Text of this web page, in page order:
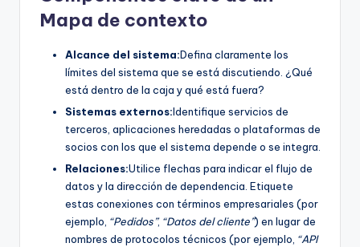
Mapa de contexto
Alcance del sistema:Defina claramente los
límites del sistema que se está discutiendo. ¿Qué
está dentro de la caja y qué está fuera?
Sistemas externos:Identifique servicios de
terceros, aplicaciones heredadas o plataformas de
socios con los que el sistema depende o se integra.
Relaciones:Utilice flechas para indicar el flujo de
datos y la dirección de dependencia. Etiquete
estas conexiones con términos empresariales (por
ejemplo, “Pedidos”, “Datos del cliente”) en lugar de
nombres de protocolos técnicos (por ejemplo, “API